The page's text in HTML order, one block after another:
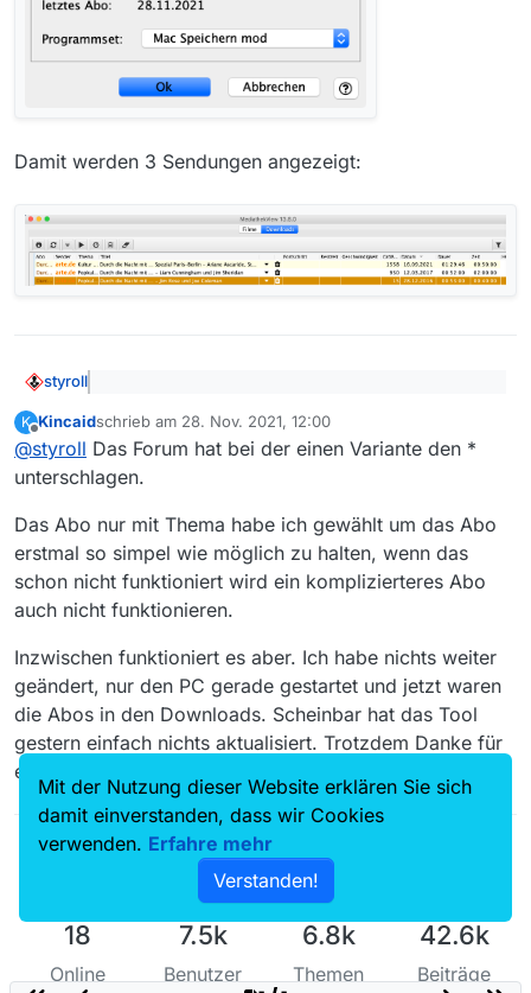
Damit werden 3 Sendungen angezeigt:
styroll
“Durch die Nacht mit…” anzulegen.
Die Reihe heisst "Durch die Nacht mit …” (mit Leerschlag
mal ein eigentliches Auslassungszeichen verwendet
anderen Worten heisst dies, dass man dann eh nur nach
"Durch die Nacht mit” suchen sollte.
Nacht mit” und "Durch die Nacht mit” probiert.
… was immer hier der Unterschied sein soll.
@kincaidsagte: habe ich zum Test per Rechtsklick
angelegt, da muss die Suche ja dann was finden,
tut sie aber auch hier nicht.
Der Name findet sich ja im Titel, dann solltest du
zielführender ein “Abo mit Sender und Thema und Titel
anlegen” und dann das Thema löschen.
Ich kann dir nur sagen, dass es damit einwandfrei
funktioniert:
K
Offline
Kincaidschrieb am 28. Nov. 2021, 12:00
zuletzt editiert von
@styroll Das Forum hat bei der einen Variante den *
unterschlagen.
Das Abo nur mit Thema habe ich gewählt um das Abo
erstmal so simpel wie möglich zu halten, wenn das
schon nicht funktioniert wird ein komplizierteres Abo
auch nicht funktionieren.
Inzwischen funktioniert es aber. Ich habe nichts weiter
geändert, nur den PC gerade gestartet und jetzt waren
die Abos in den Downloads. Scheinbar hat das Tool
gestern einfach nichts aktualisiert. Trotzdem Danke für
eure Hilfe.
18
Online
7.5k
Benutzer
6.8k
Themen
42.6k
Beiträge
Mit der Nutzung dieser Website erklären Sie sich
damit einverstanden, dass wir Cookies
verwenden. Erfahre mehr
Verstanden!